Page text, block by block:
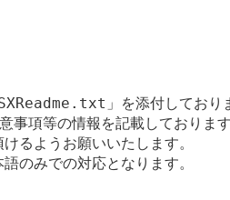
」を添付しており
事項等の情報を記載しておりま
るようお願いいたします。
のみでの対応となります。